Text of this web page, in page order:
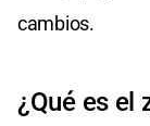
cambios.
¿Qué es el